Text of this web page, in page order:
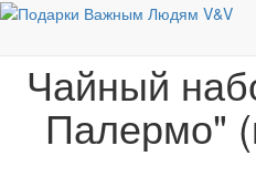
Чайный набор
Чайный
Палермо"